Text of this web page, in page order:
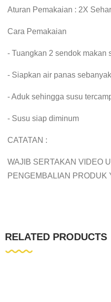
Aturan Pemakaian : 2X
Cara Pemakaian
- Tuangkan 2 sendok makan
- Siapkan air panas
- Aduk sehingga susu
- Susu siap diminum
CATATAN :
WAJIB SERTAKAN VIDEO
PENGEMBALIAN PRODUK
RELATED PRODUCTS